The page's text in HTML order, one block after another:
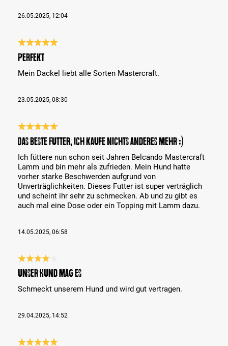
26.05.2025, 12:04
Bewertung mit 5 von 5 Sternen
Perfekt
Mein Dackel liebt alle Sorten Mastercraft.
23.05.2025, 08:30
Bewertung mit 5 von 5 Sternen
Das beste Futter, ich kaufe nichts anderes mehr :)
Ich füttere nun schon seit Jahren Belcando Mastercraft
Lamm und bin mehr als zufrieden. Mein Hund hatte
vorher starke Beschwerden aufgrund von
Unverträglichkeiten. Dieses Futter ist super verträglich
und scheint ihr sehr zu schmecken. Ab und zu gibt es
auch mal eine Dose oder ein Topping mit Lamm dazu.
14.05.2025, 06:58
Bewertung mit 4 von 5 Sternen
Unser Hund mag es
Schmeckt unserem Hund und wird gut vertragen.
29.04.2025, 14:52